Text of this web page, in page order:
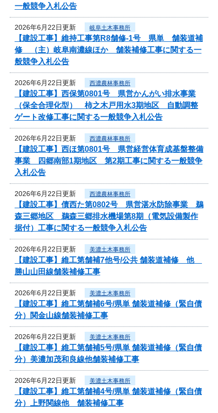
一般競争入札公告
2026年6月22日更新 岐阜土木事務所
【建設工事】維持工事第R8舗修-1号 県単 舗装道補
修 （主）岐阜南濃線ほか 舗装補修工事に関する一
般競争入札公告
2026年6月22日更新 西濃農林事務所
【建設工事】西保第0801号 県営かんがい排水事業
（保全合理化型） 柿之木戸用水3期地区 自動調整
ゲート改修工事に関する一般競争入札公告
2026年6月22日更新 西濃農林事務所
【建設工事】西ほ第0801号 県営経営体育成基盤整備
事業 四郷南部1期地区 第2期工事に関する一般競争
入札公告
2026年6月22日更新 西濃農林事務所
【建設工事】債西た第0802号 県営湛水防除事業 鵜
森三郷地区 鵜森三郷排水機場第8期（電気設備製作
据付）工事に関する一般競争入札公告
2026年6月22日更新 美濃土木事務所
【建設工事】維工第舗補7他号/公共 舗装道補修 他
勝山山田線舗装補修工事
2026年6月22日更新 美濃土木事務所
【建設工事】維工第舗補6号/県単 舗装道補修（緊自債
分）関金山線舗装補修工事
2026年6月22日更新 美濃土木事務所
【建設工事】維工第舗補5号/県単 舗装道補修（緊自債
分）美濃加茂和良線他舗装補修工事
2026年6月22日更新 美濃土木事務所
【建設工事】維工第舗補4号/県単 舗装道補修（緊自債
分）上野関線他 舗装補修工事